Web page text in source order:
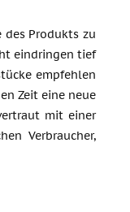
des Produkts zu
eindringen tief
empfehlen
Zeit eine neue
mit einer
Verbraucher,